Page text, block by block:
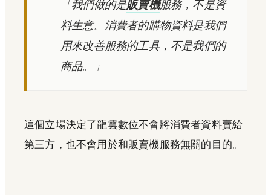
「我們做的是販賣機服務，不是資
料生意。消費者的購物資料是我們
用來改善服務的工具，不是我們的
商品。」
這個立場決定了龍雲數位不會將消費者資料賣給
第三方，也不會用於和販賣機服務無關的目的。